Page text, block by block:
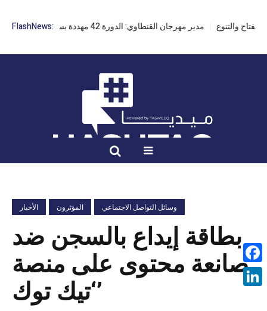
FlashNews: مدير مهرجان القنطاوي: الدورة 42 مهددة بسبب تأخر التراخيص
الأخبار المؤثرون وسائل التواصل الاجتماعي
بطاقة إيداع بالسجن ضد
صانعة محتوى على منصة
‘تيك توك’